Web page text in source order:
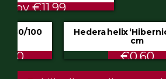
STUNT €9.50 ipv
Klimop aan stok pot 1.5 liter 80/
ALTIJD LAAG €2.50